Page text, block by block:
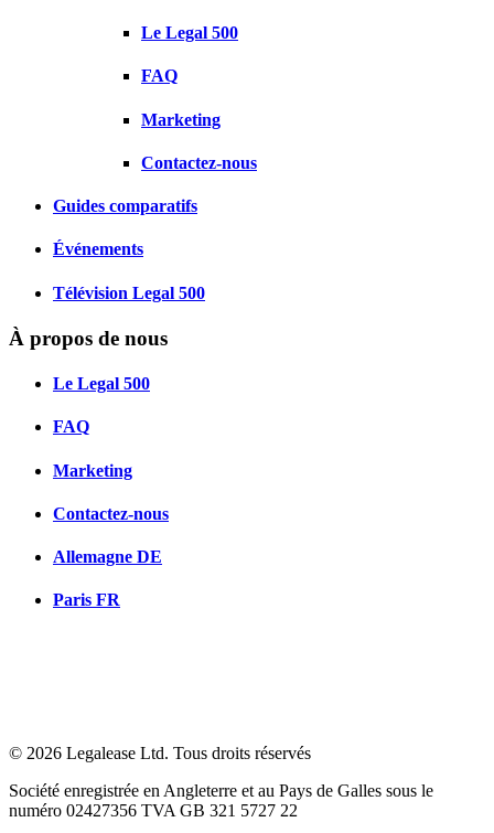
Le Legal 500
FAQ
Marketing
Contactez-nous
Guides comparatifs
Événements
Télévision Legal 500
À propos de nous
Le Legal 500
FAQ
Marketing
Contactez-nous
Allemagne DE
Paris FR
© 2026 Legalease Ltd. Tous droits réservés
Société enregistrée en Angleterre et au Pays de Galles sous le
numéro 02427356 TVA GB 321 5727 22